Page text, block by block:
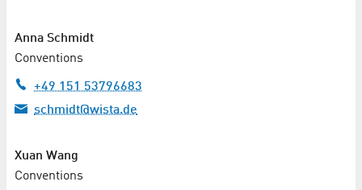
Anna Schmidt
Conventions
+49 151 53796683
schmidt@wista.de
Xuan Wang
Conventions